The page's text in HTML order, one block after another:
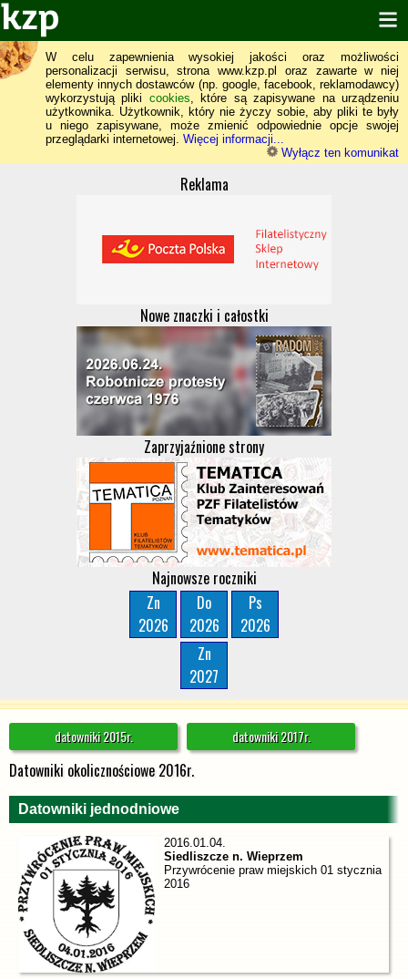
W celu zapewnienia wysokiej jakości oraz możliwości
personalizacji serwisu, strona www.kzp.pl oraz zawarte w niej
elementy innych dostawców (np. google, facebook, reklamodawcy)
wykorzystują pliki cookies, które są zapisywane na urządzeniu
użytkownika. Użytkownik, który nie życzy sobie, aby pliki te były
u niego zapisywane, może zmienić odpowiednie opcje swojej
przeglądarki internetowej. Więcej informacji...
Wyłącz ten komunikat
Reklama
Nowe znaczki i całostki
Zaprzyjaźnione strony
Najnowsze roczniki
Zn
2026
Do
2026
Ps
2026
Zn
2027
datowniki 2015r. datowniki 2017r.
Datowniki okolicznościowe 2016r.
Datowniki jednodniowe
2016.01.04.
Siedliszcze n. Wieprzem
Przywrócenie praw miejskich 01 stycznia
2016